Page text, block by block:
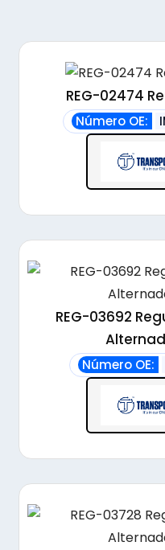
REG-02474
Número OE:
REG-03692
Número OE: